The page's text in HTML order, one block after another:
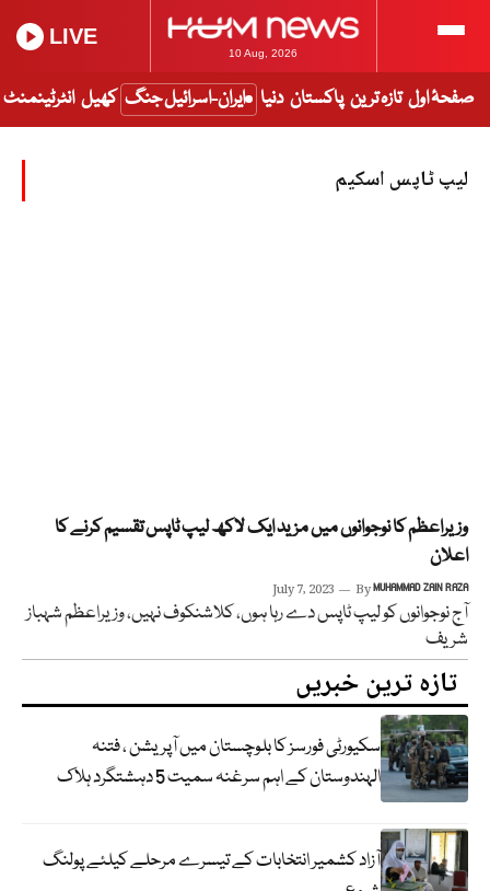
10 Aug, 2026
LIVE
صفحۂ اول تازہ ترین پاکستان دنیا ایران-اسرائیل جنگ کھیل انٹرٹینمنٹ
لیپ ٹاپس اسکیم
وزیراعظم کا نوجوانوں میں مزید ایک لاکھ لیپ ٹاپس تقسیم کرنے کا
اعلان
July 7, 2023 ByMUHAMMAD ZAIN RAZA
آج نوجوانوں کو لیپ ٹاپس دے رہا ہوں، کلاشنکوف نہیں، وزیراعظم شہباز
شریف
تازہ ترین خبریں
سکیورٹی فورسز کا بلوچستان میں آپریشن ، فتنہ
الہندوستان کے اہم سرغنہ سمیت 5 دہشتگرد ہلاک
آزاد کشمیر انتخابات کے تیسرے مرحلے کیلئے پولنگ